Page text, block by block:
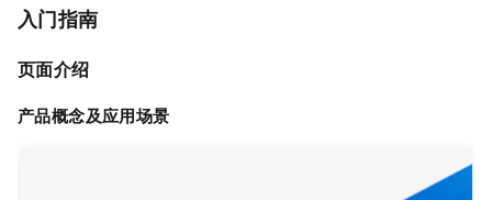
入门指南
页面介绍
产品概念及应用场景